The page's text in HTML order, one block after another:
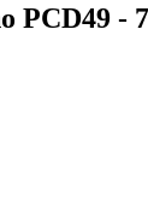
PCD49 -